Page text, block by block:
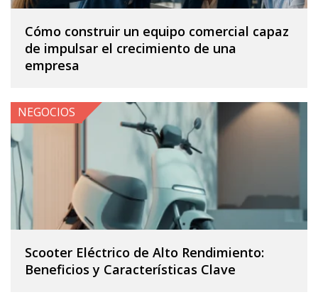
Cómo construir un equipo comercial capaz
de impulsar el crecimiento de una
empresa
Scooter Eléctrico de Alto Rendimiento:
Beneficios y Características Clave
NEGOCIOS